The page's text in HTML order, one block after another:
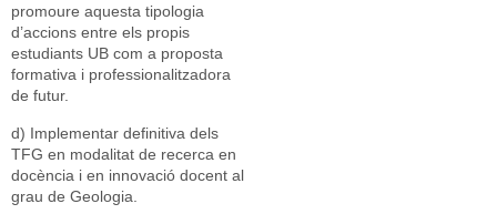
promoure aquesta tipologia
d’accions entre els propis
estudiants UB com a proposta
formativa i professionalitzadora
de futur.
d) Implementar definitiva dels
TFG en modalitat de recerca en
docència i en innovació docent al
grau de Geologia.